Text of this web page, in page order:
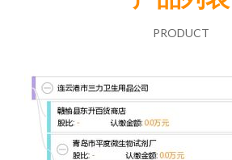
PRODUCT